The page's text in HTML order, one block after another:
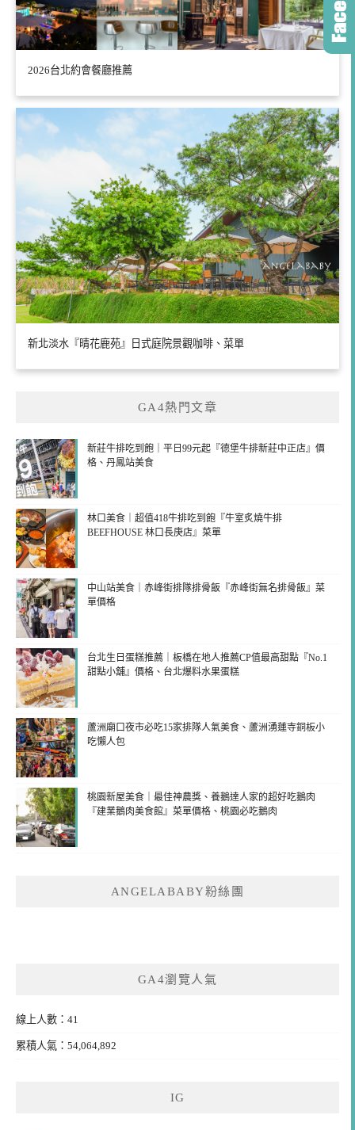
2026台北約會餐廳推薦
新北淡水『晴花鹿苑』日式庭院景觀咖啡、菜單
GA4熱門文章
新莊牛排吃到飽｜平日99元起『德堡牛排新莊中正店』價
格、丹鳳站美食
林口美食｜超值418牛排吃到飽『牛室炙燒牛排
BEEFHOUSE 林口長庚店』菜單
中山站美食｜赤峰街排隊排骨飯『赤峰街無名排骨飯』菜
單價格
台北生日蛋糕推薦｜板橋在地人推薦CP值最高甜點『No.1
甜點小舖』價格、台北爆料水果蛋糕
蘆洲廟口夜市必吃15家排隊人氣美食、蘆洲湧蓮寺銅板小
吃懶人包
桃園新屋美食｜最佳神農獎、養鵝達人家的超好吃鵝肉
『建業鵝肉美食館』菜單價格、桃園必吃鵝肉
ANGELABABY粉絲團
GA4瀏覽人氣
線上人數：41
累積人氣：54,064,892
IG